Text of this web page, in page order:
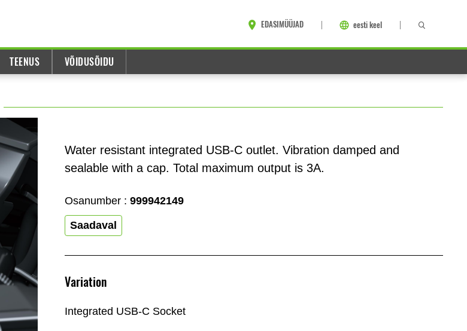
EDASIMÜÜJAD eesti keel
TEENUS VÕIDUSÕIDU
Water resistant integrated USB-C outlet. Vibration damped and
sealable with a cap. Total maximum output is 3A.
Osanumber : 999942149
Saadaval
Variation
Integrated USB-C Socket